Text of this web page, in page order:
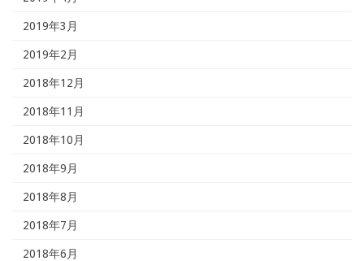
2019年3月
2019年2月
2018年12月
2018年11月
2018年10月
2018年9月
2018年8月
2018年7月
2018年6月